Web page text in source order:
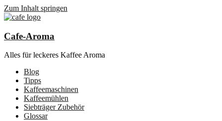
Zum Inhalt springen
Cafe-Aroma
Alles für leckeres Kaffee Aroma
Blog
Tipps
Kaffeemaschinen
Kaffeemühlen
Siebträger Zubehör
Glossar